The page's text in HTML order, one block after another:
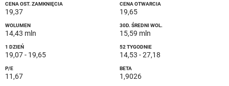
CENA OST. ZAMKNIĘCIA
19,37
CENA OTWARCIA
19,65
WOLUMEN
14,43 mln
30D. ŚREDNI WOL.
15,59 mln
1 DZIEŃ
19,07- 19,65
52 TYGODNIE
14,53 -27,18
P/E
11,67
BETA
1,9026